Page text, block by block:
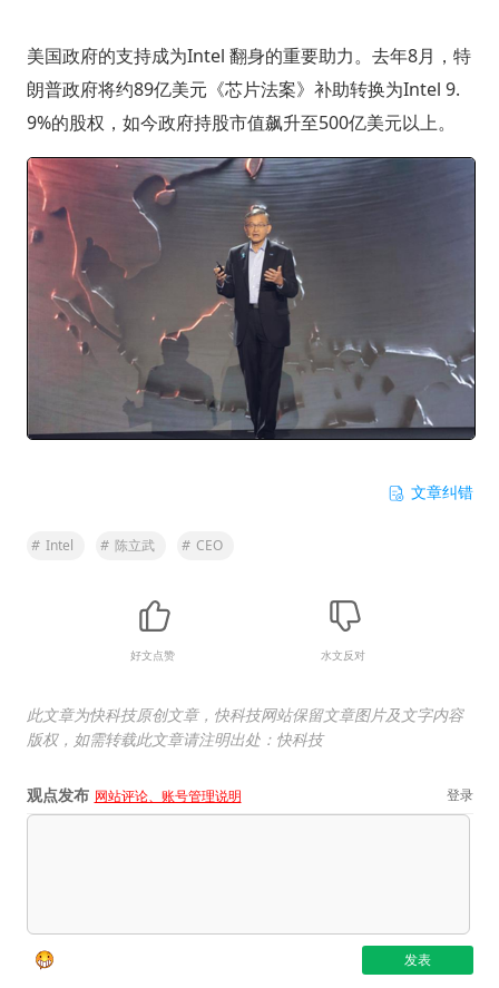
美国政府的支持成为Intel 翻身的重要助力。去年8月，特
朗普政府将约89亿美元《芯片法案》补助转换为Intel 9.
9%的股权，如今政府持股市值飙升至500亿美元以上。
文章纠错
# Intel # 陈立武 # CEO
好文点赞 水文反对
此文章为快科技原创文章，快科技网站保留文章图片及文字内容
版权，如需转载此文章请注明出处：快科技
观点发布 网站评论、账号管理说明 登录